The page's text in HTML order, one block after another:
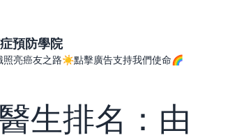
預防學院
亮癌友之路☀️點擊廣告支持我們使命🌈
生排名：由